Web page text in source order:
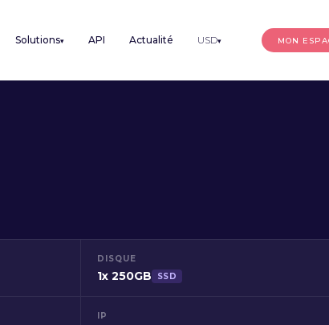
Solutions▾ API Actualité USD▾ MON
DISQUE
1x 250GB SSD
IP